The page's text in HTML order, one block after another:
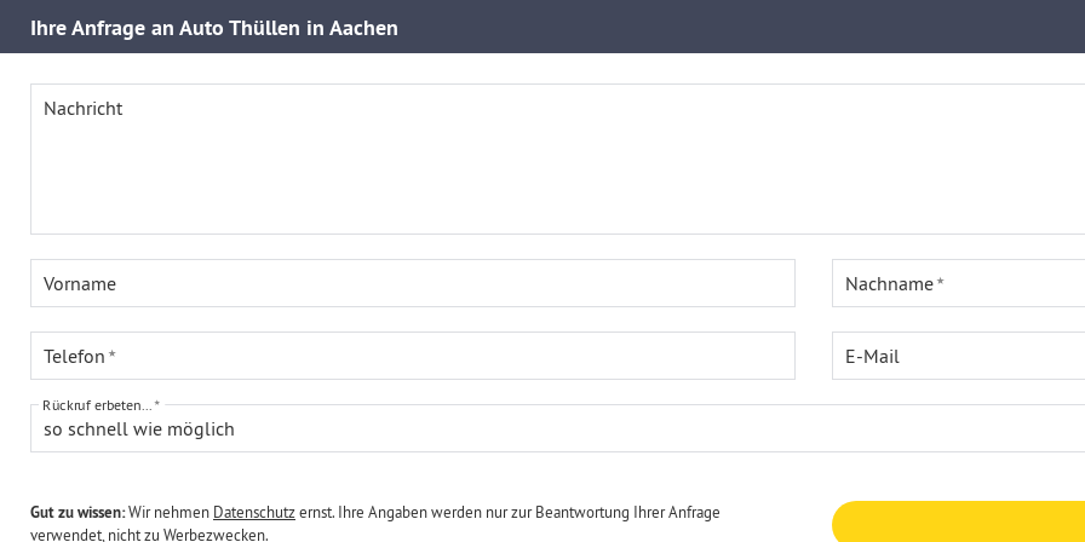
IhreAnfrage an Auto Thüllen in Aachen
Nachricht
Vorname Nachname
Telefon E-Mail
so schnell wie möglich
Rückruf erbeten...
Gut zu wissen:Wir nehmen Datenschutzernst. Ihre Angaben werden nur zur Beantwortung Ihrer Anfrage
verwendet, nicht zu Werbezwecken.